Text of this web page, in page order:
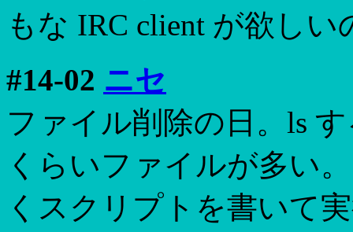
もな IRC client が欲しい
#14-02 ニセ
ファイル削除の日。ls
くらいファイルが多い
くスクリプトを書いて